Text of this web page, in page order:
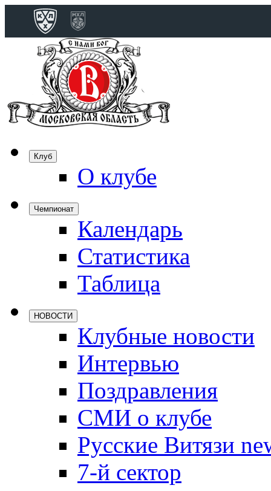
Клуб
О клубе
Чемпионат
Календарь
Статистика
Таблица
НОВОСТИ
Клубные новости
Интервью
Поздравления
СМИ о клубе
Русские Витязи
7-й сектор